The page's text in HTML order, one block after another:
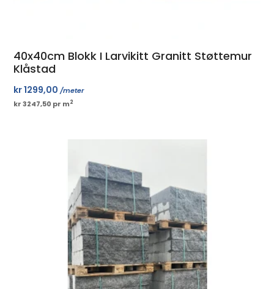
40x40cm Blokk I Larvikitt Granitt Støttemur
Klåstad
kr1299,00 /meter
kr 3247,50 pr m2